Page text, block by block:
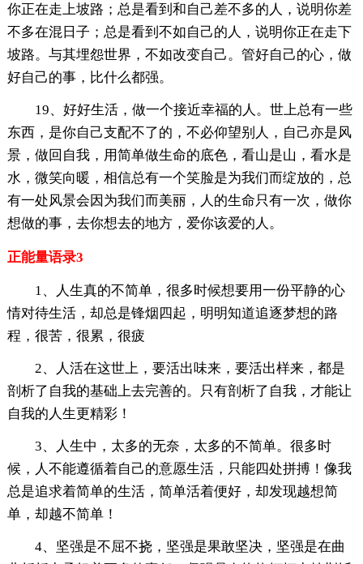
你正在走上坡路；总是看到和自己差不多的人，说明你差
不多在混日子；总是看到不如自己的人，说明你正在走下
坡路。与其埋怨世界，不如改变自己。管好自己的心，做
好自己的事，比什么都强。
19、好好生活，做一个接近幸福的人。世上总有一些
东西，是你自己支配不了的，不必仰望别人，自己亦是风
景，做回自我，用简单做生命的底色，看山是山，看水是
水，微笑向暖，相信总有一个笑脸是为我们而绽放的，总
有一处风景会因为我们而美丽，人的生命只有一次，做你
想做的事，去你想去的地方，爱你该爱的人。
正能量语录3
1、人生真的不简单，很多时候想要用一份平静的心
情对待生活，却总是锋烟四起，明明知道追逐梦想的路
程，很苦，很累，很疲
2、人活在这世上，要活出味来，要活出样来，都是
剖析了自我的基础上去完善的。只有剖析了自我，才能让
自我的人生更精彩！
3、人生中，太多的无奈，太多的不简单。很多时
候，人不能遵循着自己的意愿生活，只能四处拼搏！像我
总是追求着简单的生活，简单活着便好，却发现越想简
单，却越不简单！
4、坚强是不屈不挠，坚强是果敢坚决，坚强是在曲